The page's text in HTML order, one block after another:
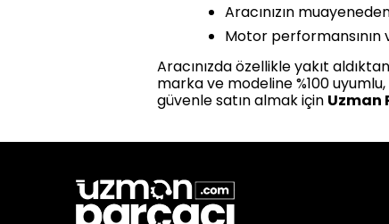
Aracınızın
Motor performansının
Aracınızda özellikle yakıt
marka ve modeline %100
güvenle satın almak için Uzman